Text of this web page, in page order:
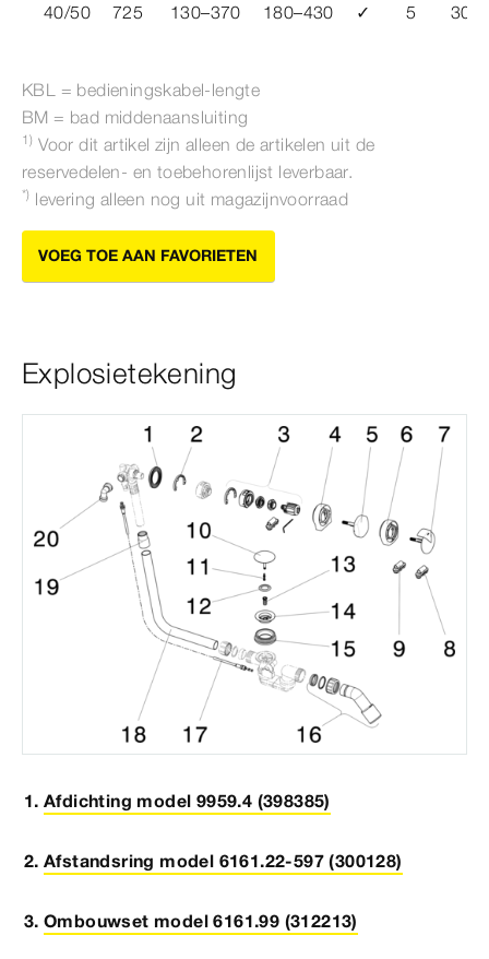
40/50 725 130–370 180–430 ✓ 5 300
KBL = bedieningskabel-​lengte
BM = bad middenaansluiting
1) Voor dit artikel zijn alleen de artikelen uit de
reservedelen- en toebehorenlijst leverbaar.
*) levering alleen nog uit magazijnvoorraad
VOEG TOE AAN FAVORIETEN
Explosietekening
Afdichting model 9959.4 (398385)
Afstandsring model 6161.22-597 (300128)
Ombouwset model 6161.99 (312213)